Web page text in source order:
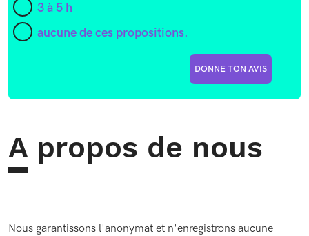
3 à 5 h
aucune de ces propositions.
DONNE TON AVIS
A propos de nous
Nous garantissons l'anonymat et n'enregistrons aucune